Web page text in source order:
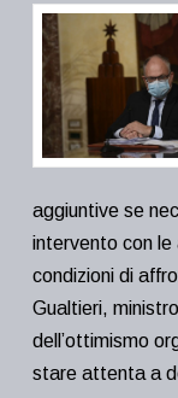
aggiuntive se
intervento con le
condizioni di
Gualtieri,
dell’ottimismo
stare attenta a